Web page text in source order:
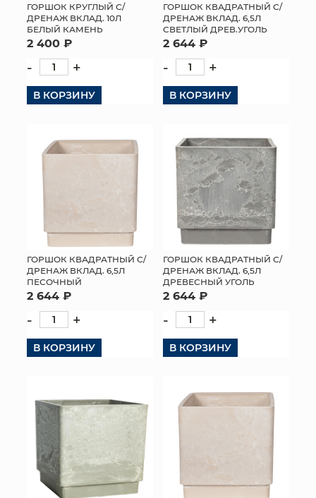
ГОРШОК КРУГЛЫЙ С/
ДРЕНАЖ ВКЛАД. 10Л
БЕЛЫЙ КАМЕНЬ
2 400 ₽
- +
В КОРЗИНУ
ГОРШОК КВАДРАТНЫЙ С/
ДРЕНАЖ ВКЛАД. 6,5Л
СВЕТЛЫЙ ДРЕВ.УГОЛЬ
2 644 ₽
- +
В КОРЗИНУ
ГОРШОК КВАДРАТНЫЙ С/
ДРЕНАЖ ВКЛАД. 6,5Л
ПЕСОЧНЫЙ
2 644 ₽
- +
В КОРЗИНУ
ГОРШОК КВАДРАТНЫЙ С/
ДРЕНАЖ ВКЛАД. 6,5Л
ДРЕВЕСНЫЙ УГОЛЬ
2 644 ₽
- +
В КОРЗИНУ